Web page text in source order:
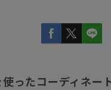
ったコーディネー